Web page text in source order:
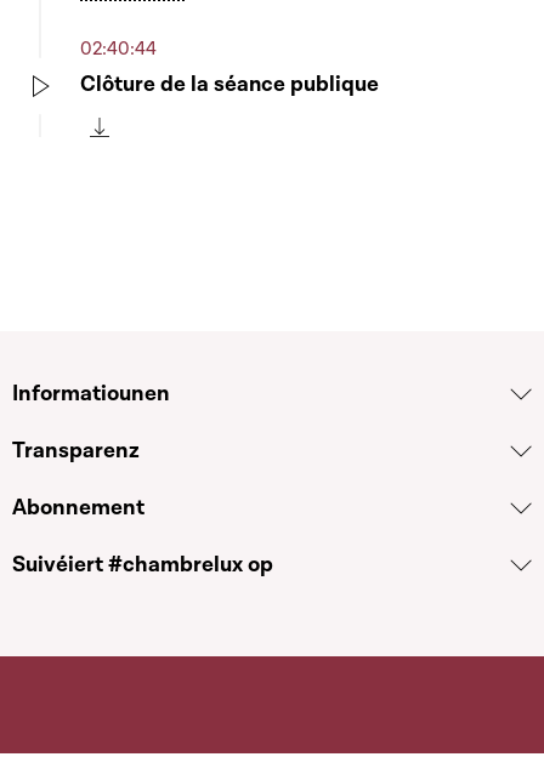
02:40:44
Clôture de la séance publique
Informatiounen
Transparenz
Abonnement
Suivéiert #chambrelux op